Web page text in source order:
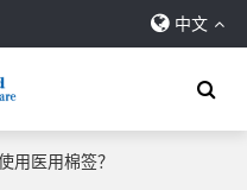
中文
用医用棉签？